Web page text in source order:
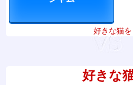
好きな猫を
好きな